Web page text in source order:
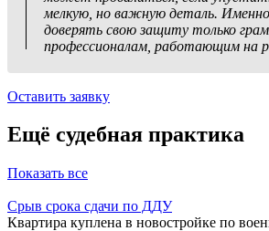
мелкую, но важную деталь.
доверять свою защиту только
профессионалам, работающим на
Оставить заявку
Ещё судебная практика
Показать все
Срыв срока сдачи по ДДУ
Квартира куплена в новостройке по